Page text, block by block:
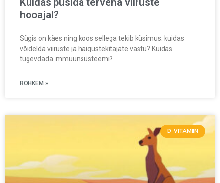
Kuidas püsida tervena viiruste
hooajal?
Sügis on käes ning koos sellega tekib küsimus: kuidas
võidelda viiruste ja haigustekitajate vastu? Kuidas
tugevdada immuunsüsteemi?
ROHKEM »
D-VITAMIIN